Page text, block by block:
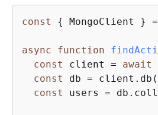
const { MongoClient } =
async function
const
client = await
const
db = client.db(
const
users =